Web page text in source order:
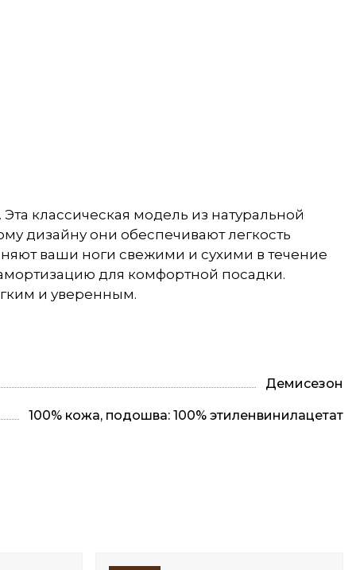
классическая модель из натуральной
дизайну они обеспечивают легкость
ваши ноги свежими и сухими в течение
для комфортной посадки.
и уверенным.
Демисезон
100% кожа, подошва: 100% этиленвинилацетат